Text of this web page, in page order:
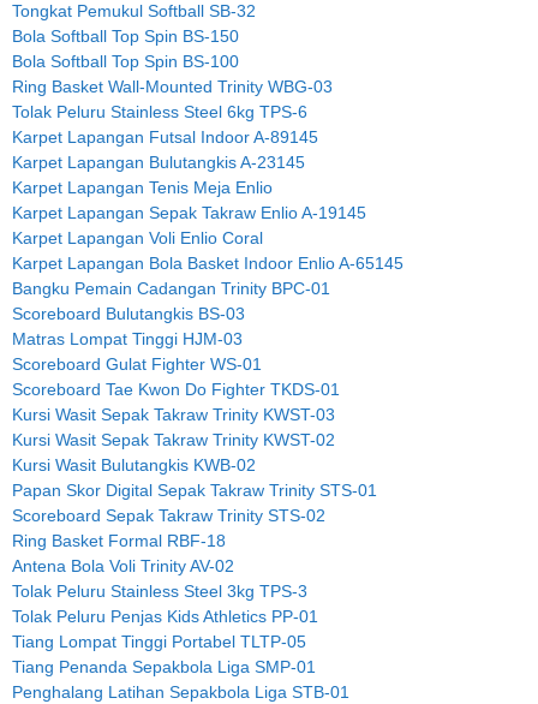
Tongkat Pemukul Softball SB-32
Bola Softball Top Spin BS-150
Bola Softball Top Spin BS-100
Ring Basket Wall-Mounted Trinity WBG-03
Tolak Peluru Stainless Steel 6kg TPS-6
Karpet Lapangan Futsal Indoor A-89145
Karpet Lapangan Bulutangkis A-23145
Karpet Lapangan Tenis Meja Enlio
Karpet Lapangan Sepak Takraw Enlio A-19145
Karpet Lapangan Voli Enlio Coral
Karpet Lapangan Bola Basket Indoor Enlio A-65145
Bangku Pemain Cadangan Trinity BPC-01
Scoreboard Bulutangkis BS-03
Matras Lompat Tinggi HJM-03
Scoreboard Gulat Fighter WS-01
Scoreboard Tae Kwon Do Fighter TKDS-01
Kursi Wasit Sepak Takraw Trinity KWST-03
Kursi Wasit Sepak Takraw Trinity KWST-02
Kursi Wasit Bulutangkis KWB-02
Papan Skor Digital Sepak Takraw Trinity STS-01
Scoreboard Sepak Takraw Trinity STS-02
Ring Basket Formal RBF-18
Antena Bola Voli Trinity AV-02
Tolak Peluru Stainless Steel 3kg TPS-3
Tolak Peluru Penjas Kids Athletics PP-01
Tiang Lompat Tinggi Portabel TLTP-05
Tiang Penanda Sepakbola Liga SMP-01
Penghalang Latihan Sepakbola Liga STB-01